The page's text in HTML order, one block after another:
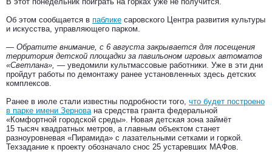
Об этом сообщается в паблике саровского Центра развития культуры
и искусства, управляющего парком.
— Обратите внимание, с 6 августа закрывается для посещения
территория детской площадки за павильоном игровых автоматов
«Светлана», — уведомили культмассовые работники. Уже в эти дни
пройдут работы по демонтажу ранее установленных здесь детских
комплексов.
Ранее в июле стали известны подробности того, что будет построено
в парке имени Зернова на средства гранта федеральной
«Комфортной городской среды». Новая детская зона займёт
15 тысяч квадратных метров, а главным объектом станет
разноуровневая «Пирамида» с лазательными сетками и горкой.
Техзадание к проекту обозначало снос 25 устаревших МАФов.